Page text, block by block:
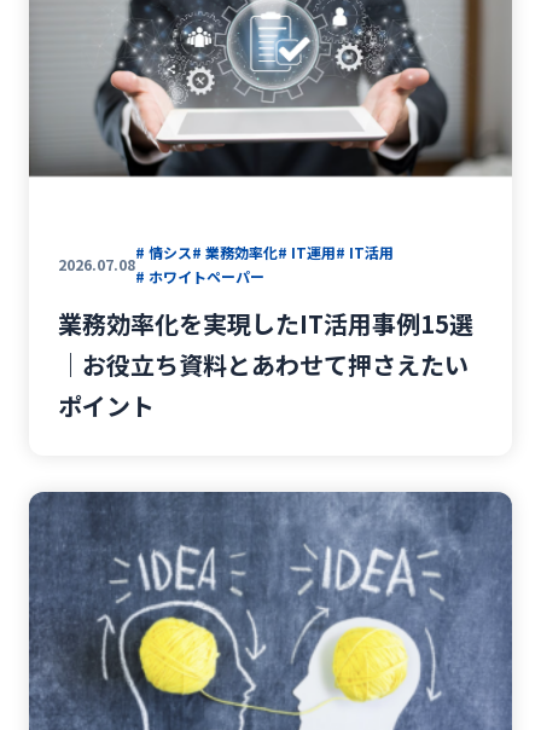
2026.07.08
# 情シス# 業務効率化# IT運用# IT活用
# ホワイトペーパー
業務効率化を実現したIT活用事例15選
｜お役立ち資料とあわせて押さえたい
ポイント